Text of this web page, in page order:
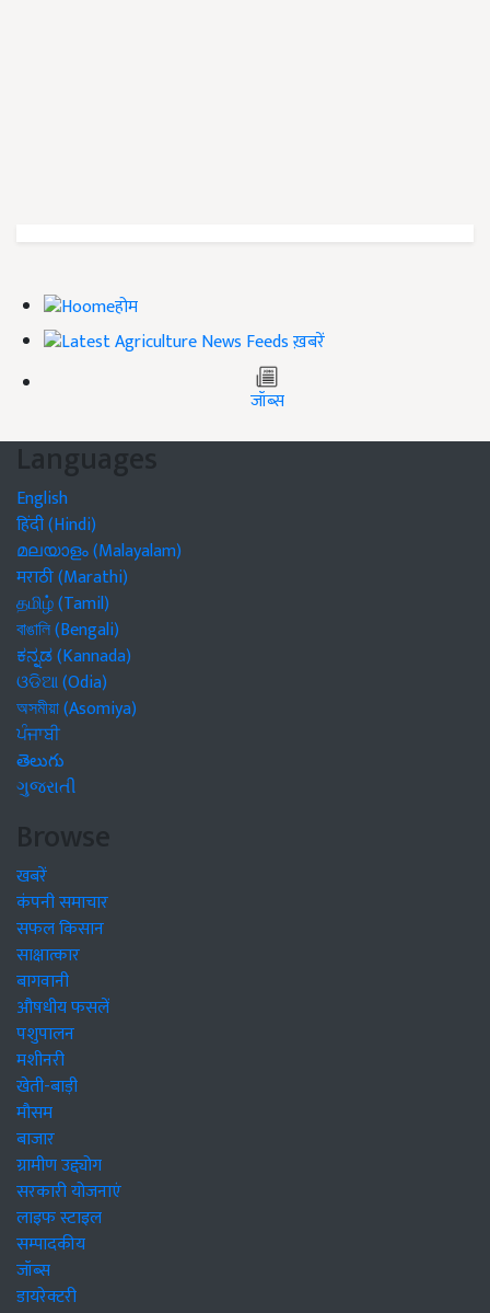
होम
ख़बरें
जॉब्स
Languages
English
हिंदी (Hindi)
മലയാളം (Malayalam)
मराठी (Marathi)
தமிழ் (Tamil)
বাঙালি (Bengali)
ಕನ್ನಡ (Kannada)
ଓଡିଆ (Odia)
অসমীয়া (Asomiya)
ਪੰਜਾਬੀ
తెలుగు
ગુજરાતી
Browse
खबरें
कंपनी समाचार
सफल किसान
साक्षात्कार
बागवानी
औषधीय फसलें
पशुपालन
मशीनरी
खेती-बाड़ी
मौसम
बाजार
ग्रामीण उद्द्योग
सरकारी योजनाएं
लाइफ स्टाइल
सम्पादकीय
जॉब्स
डायरेक्टरी